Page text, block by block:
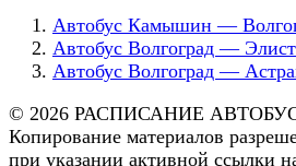
Автобус Камышин —
Автобус Волгоград —
Автобус Волгоград —
© 2026 РАСПИСАНИЕ
Копирование материалов
при указании активной ссылки